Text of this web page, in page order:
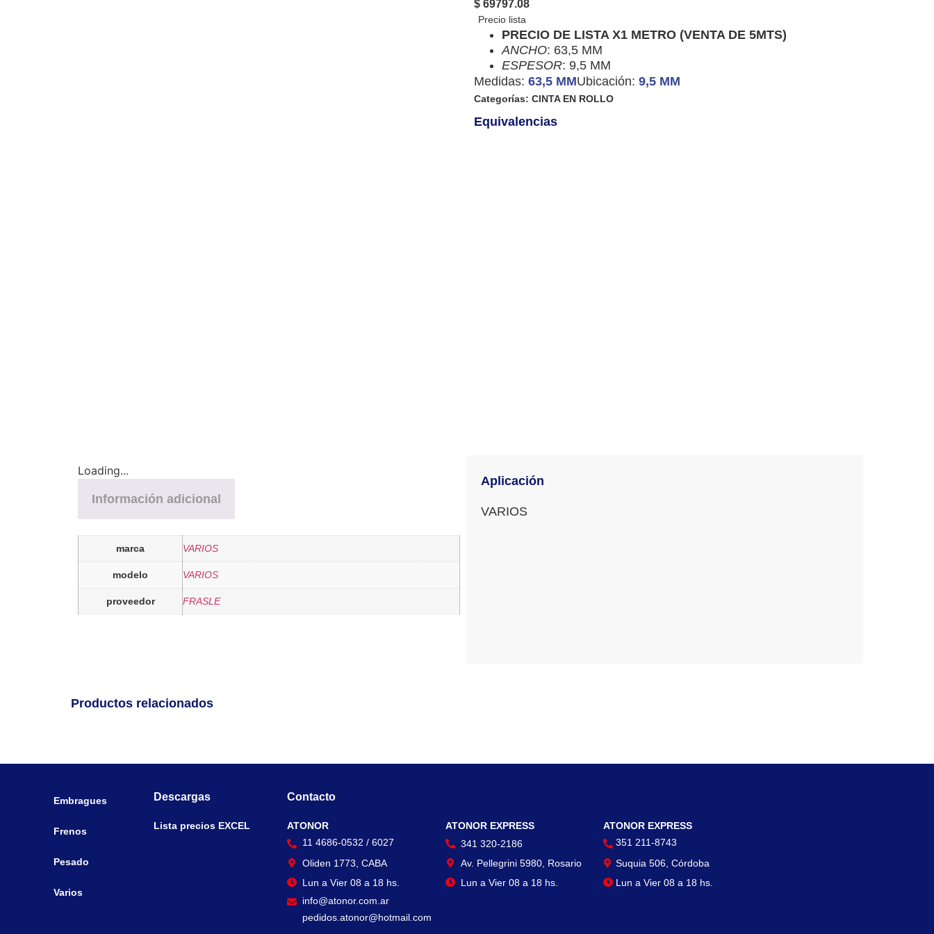
$ 69797.08
PRECIO DE LISTA X1 METRO (VENTA DE 5MTS)
ANCHO: 63,5 MM
ESPESOR: 9,5 MM
Medidas: 63,5 MMUbicación: 9,5 MM
Categorías: CINTA EN ROLLO
Equivalencias
Loading...
Información adicional
marca VARIOS
modelo VARIOS
proveedor FRASLE
Aplicación
VARIOS
Productos relacionados
Embragues
Frenos
Pesado
Varios
Descargas
Lista precios EXCEL
Contacto
ATONOR
11 4686-0532 / 6027
Oliden 1773, CABA
Lun a Vier 08 a 18 hs.
info@atonor.com.ar
pedidos.atonor@hotmail.com
ATONOR EXPRESS
341 320-2186
Av. Pellegrini 5980, Rosario
Lun a Vier 08 a 18 hs.
ATONOR EXPRESS
351 211-8743
Suquia 506, Córdoba
Lun a Vier 08 a 18 hs.